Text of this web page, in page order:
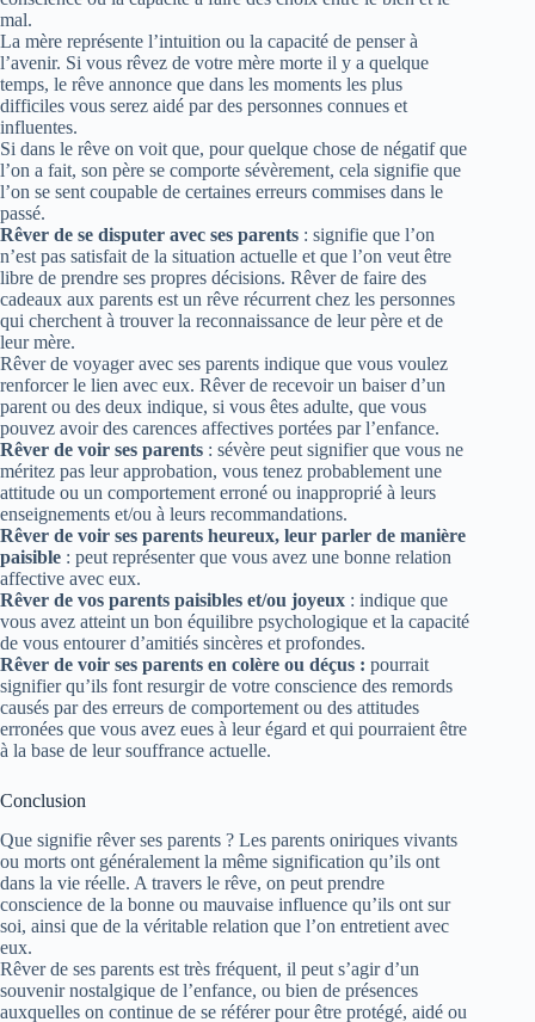
mal.
La mère représente l’intuition ou la capacité de penser à
l’avenir. Si vous rêvez de votre mère morte il y a quelque
temps, le rêve annonce que dans les moments les plus
difficiles vous serez aidé par des personnes connues et
influentes.
Si dans le rêve on voit que, pour quelque chose de négatif que
l’on a fait, son père se comporte sévèrement, cela signifie que
l’on se sent coupable de certaines erreurs commises dans le
passé.
Rêver de se disputer avec ses parents : signifie que l’on
n’est pas satisfait de la situation actuelle et que l’on veut être
libre de prendre ses propres décisions. Rêver de faire des
cadeaux aux parents est un rêve récurrent chez les personnes
qui cherchent à trouver la reconnaissance de leur père et de
leur mère.
Rêver de voyager avec ses parents indique que vous voulez
renforcer le lien avec eux. Rêver de recevoir un baiser d’un
parent ou des deux indique, si vous êtes adulte, que vous
pouvez avoir des carences affectives portées par l’enfance.
Rêver de voir ses parents : sévère peut signifier que vous ne
méritez pas leur approbation, vous tenez probablement une
attitude ou un comportement erroné ou inapproprié à leurs
enseignements et/ou à leurs recommandations.
Rêver de voir ses parents heureux, leur parler de manière
paisible : peut représenter que vous avez une bonne relation
affective avec eux.
Rêver de vos parents paisibles et/ou joyeux : indique que
vous avez atteint un bon équilibre psychologique et la capacité
de vous entourer d’amitiés sincères et profondes.
Rêver de voir ses parents en colère ou déçus : pourrait
signifier qu’ils font resurgir de votre conscience des remords
causés par des erreurs de comportement ou des attitudes
erronées que vous avez eues à leur égard et qui pourraient être
à la base de leur souffrance actuelle.
Conclusion
Que signifie rêver ses parents ? Les parents oniriques vivants
ou morts ont généralement la même signification qu’ils ont
dans la vie réelle. A travers le rêve, on peut prendre
conscience de la bonne ou mauvaise influence qu’ils ont sur
soi, ainsi que de la véritable relation que l’on entretient avec
eux.
Rêver de ses parents est très fréquent, il peut s’agir d’un
souvenir nostalgique de l’enfance, ou bien de présences
auxquelles on continue de se référer pour être protégé, aidé ou